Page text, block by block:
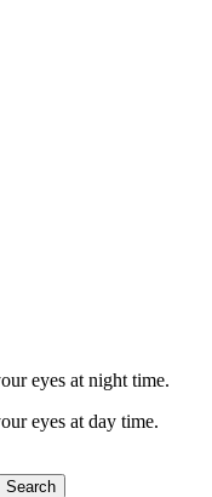
eyes at night time.
eyes at day time.
Search